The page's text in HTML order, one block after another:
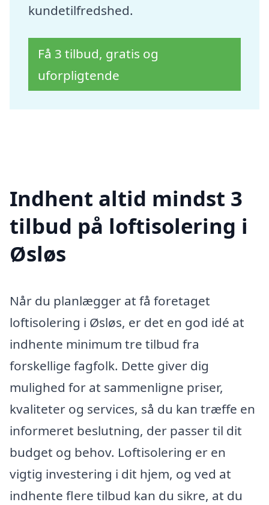
kundetilfredshed.
Få 3 tilbud, gratis og
uforpligtende
Indhent altid mindst 3
tilbud på loftisolering i
Øsløs
Når du planlægger at få foretaget
loftisolering i Øsløs, er det en god idé at
indhente minimum tre tilbud fra
forskellige fagfolk. Dette giver dig
mulighed for at sammenligne priser,
kvaliteter og services, så du kan træffe en
informeret beslutning, der passer til dit
budget og behov. Loftisolering er en
vigtig investering i dit hjem, og ved at
indhente flere tilbud kan du sikre, at du